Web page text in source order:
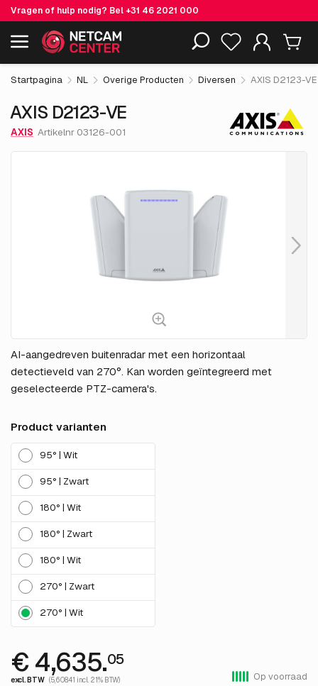
Vragen of hulp nodig? Bel+31 46 2021 000
Inclusief EOL-producten
AXIS D2123-VE € 4,635.
Startpagina NL Overige Producten Diversen AXIS D2123-VE
AXIS D2123-VE
AXIS Artikelnr 03126-001
AI-aangedreven buitenradar met een horizontaal
detectieveld van 270°. Kan worden geïntegreerd met
geselecteerde PTZ-camera's.
Product varianten
95° | Wit
95° | Zwart
180° | Wit
180° | Zwart
180° | Wit
270° | Zwart
270° | Wit
€ 4,635.05
excl. BTW (5,608.41 incl. 21% BTW) Op voorraad